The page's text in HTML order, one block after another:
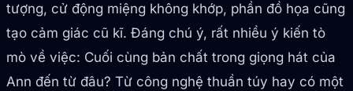
tượng, cử động miệng không khớp, phần đồ họa cũng
tạo cảm giác cũ kĩ. Đáng chú ý, rất nhiều ý kiến tò
mò về việc: Cuối cùng bản chất trong giọng hát của
Ann đến từ đâu? Từ công nghệ thuần túy hay có một